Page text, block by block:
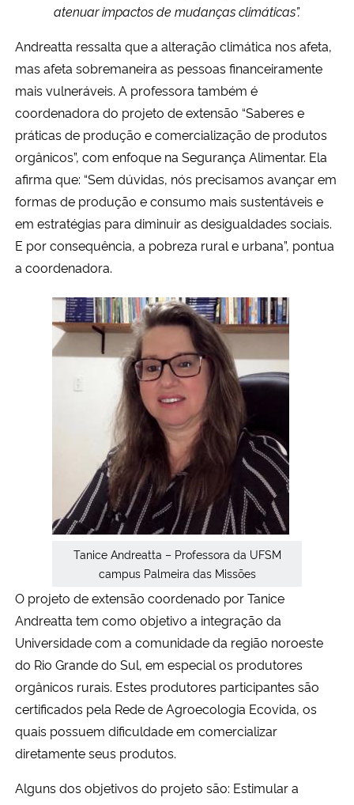
atenuar impactos de mudanças climáticas”.
Andreatta ressalta que a alteração climática nos afeta,
mas afeta sobremaneira as pessoas financeiramente
mais vulneráveis. A professora também é
coordenadora do projeto de extensão “Saberes e
práticas de produção e comercialização de produtos
orgânicos”, com enfoque na Segurança Alimentar. Ela
afirma que: “Sem dúvidas, nós precisamos avançar em
formas de produção e consumo mais sustentáveis e
em estratégias para diminuir as desigualdades sociais.
E por consequência, a pobreza rural e urbana”, pontua
a coordenadora.
Tanice Andreatta – Professora da UFSM
campus Palmeira das Missões
O projeto de extensão coordenado por Tanice
Andreatta tem como objetivo a integração da
Universidade com a comunidade da região noroeste
do Rio Grande do Sul, em especial os produtores
orgânicos rurais. Estes produtores participantes são
certificados pela Rede de Agroecologia Ecovida, os
quais possuem dificuldade em comercializar
diretamente seus produtos.
Alguns dos objetivos do projeto são: Estimular a